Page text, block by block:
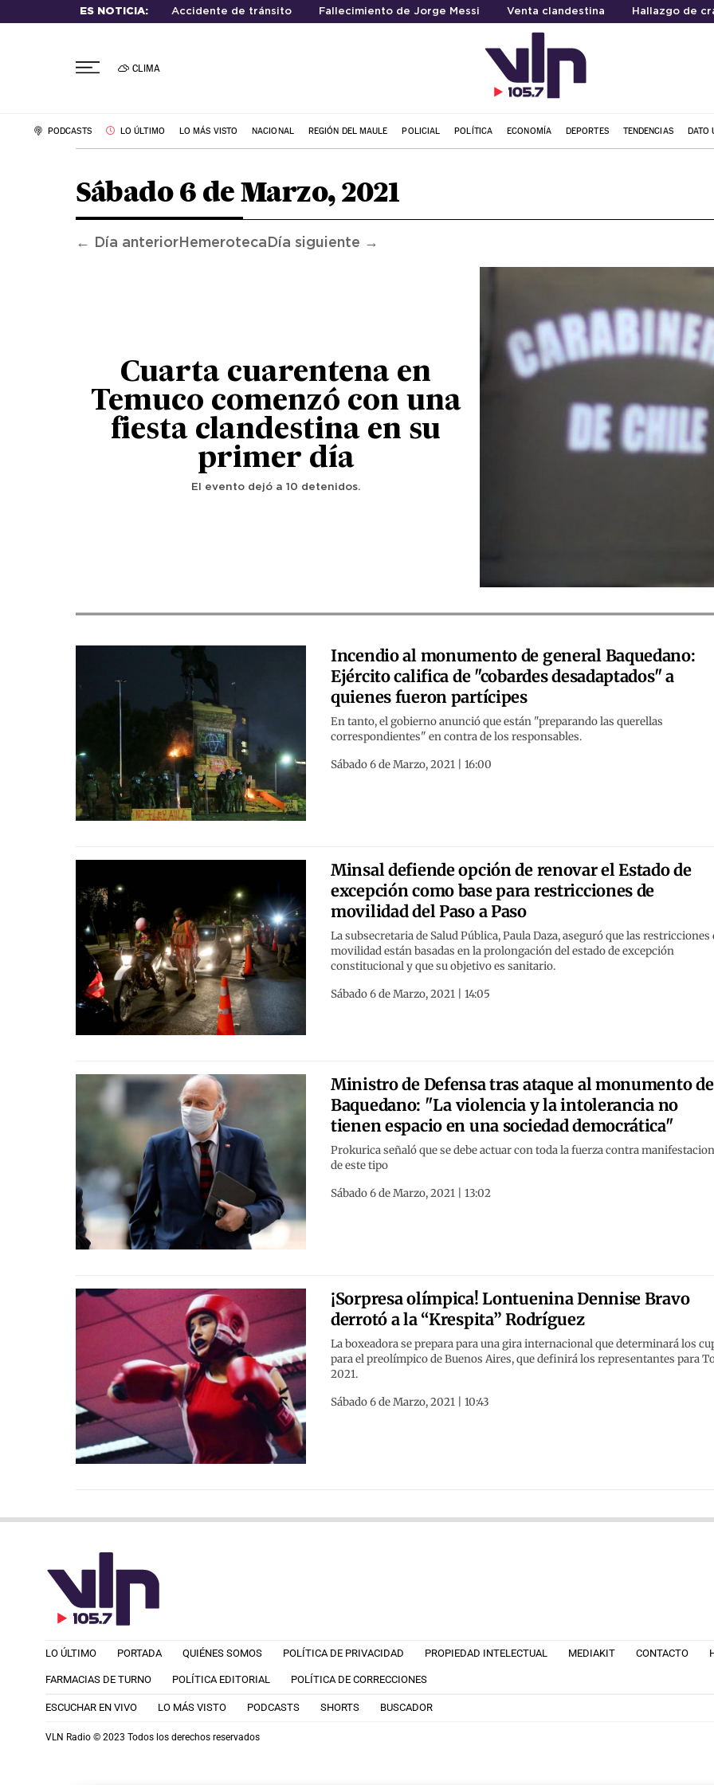
ES NOTICIA: Accidente de tránsito Fallecimiento de Jorge Messi Venta clandestina Hallazgo de
CLIMA
PODCASTS LO ÚLTIMO LO MÁS VISTO NACIONAL REGIÓN DEL MAULE POLICIAL POLÍTICA ECONOMÍA DEPORTES TENDENCIAS DATO
Sábado 6 de Marzo, 2021
← Día anteriorHemeroteca Día siguiente →
Cuarta cuarentena en
Temuco comenzó con una
fiesta clandestina en su
primer día
El evento dejó a 10 detenidos.
Incendio al monumento de general Baquedano:
Ejército califica de "cobardes desadaptados" a
quienes fueron partícipes
En tanto, el gobierno anunció que están "preparando las querellas
correspondientes" en contra de los responsables.
Sábado 6 de Marzo, 2021 | 16:00
Minsal defiende opción de renovar el Estado de
excepción como base para restricciones de
movilidad del Paso a Paso
La subsecretaria de Salud Pública, Paula Daza, aseguró que las restricciones
movilidad están basadas en la prolongación del estado de excepción
constitucional y que su objetivo es sanitario.
Sábado 6 de Marzo, 2021 | 14:05
Ministro de Defensa tras ataque al monumento de
Baquedano: "La violencia y la intolerancia no
tienen espacio en una sociedad democrática"
Prokurica señaló que se debe actuar con toda la fuerza contra
de este tipo
Sábado 6 de Marzo, 2021 | 13:02
¡Sorpresa olímpica! Lontuenina Dennise Bravo
derrotó a la “Krespita” Rodríguez
La boxeadora se prepara para una gira internacional que determinará los
para el preolímpico de Buenos Aires, que definirá los representantes para
2021.
Sábado 6 de Marzo, 2021 | 10:43
LO ÚLTIMO PORTADA QUIÉNES SOMOS POLÍTICA DE PRIVACIDAD PROPIEDAD INTELECTUAL MEDIAKIT CONTACTO
FARMACIAS DE TURNO POLÍTICA EDITORIAL POLÍTICA DE CORRECCIONES
ESCUCHAR EN VIVO LO MÁS VISTO PODCASTS SHORTS BUSCADOR
VLN Radio © 2023 Todos los derechos reservados